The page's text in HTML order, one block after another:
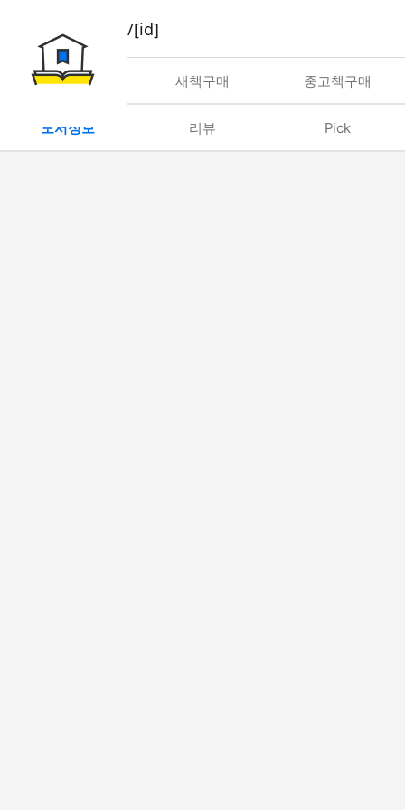
book/rent/[id]
대여 새책구매 중고책구매
도서정보 리뷰 Pick